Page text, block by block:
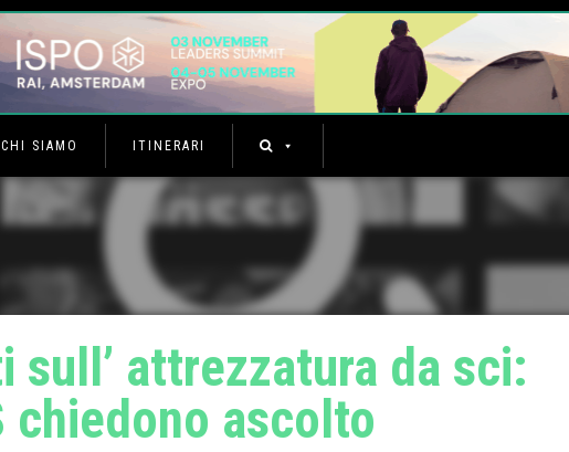
CHI SIAMO ITINERARI
sull’ attrezzatura da sci:
ascolto